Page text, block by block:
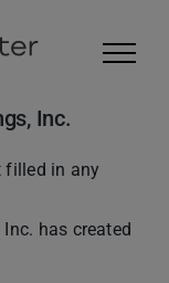
Inc.
filled in any
has created